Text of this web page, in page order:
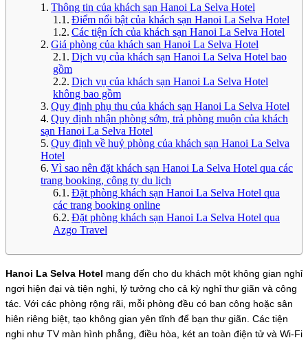
Thông tin của khách sạn Hanoi La Selva Hotel
Điểm nổi bật của khách sạn Hanoi La Selva Hotel
Các tiện ích của khách sạn Hanoi La Selva Hotel
Giá phòng của khách sạn Hanoi La Selva Hotel
Dịch vụ của khách sạn Hanoi La Selva Hotel bao
gồm
Dịch vụ của khách sạn Hanoi La Selva Hotel
không bao gồm
Quy định phụ thu của khách sạn Hanoi La Selva Hotel
Quy định nhận phòng sớm, trả phòng muộn của khách
sạn Hanoi La Selva Hotel
Quy định về huỷ phòng của khách sạn Hanoi La Selva
Hotel
Vì sao nên đặt khách sạn Hanoi La Selva Hotel qua các
trang booking, công ty du lịch
Đặt phòng khách sạn Hanoi La Selva Hotel qua
các trang booking online
Đặt phòng khách sạn Hanoi La Selva Hotel qua
Azgo Travel
Hanoi La Selva Hotel mang đến cho du khách một không gian nghỉ
ngơi hiện đại và tiện nghi, lý tưởng cho cả kỳ nghỉ thư giãn và công
tác. Với các phòng rộng rãi, mỗi phòng đều có ban công hoặc sân
hiên riêng biệt, tạo không gian yên tĩnh để bạn thư giãn. Các tiện
nghi như TV màn hình phẳng, điều hòa, két an toàn điện tử và Wi-Fi